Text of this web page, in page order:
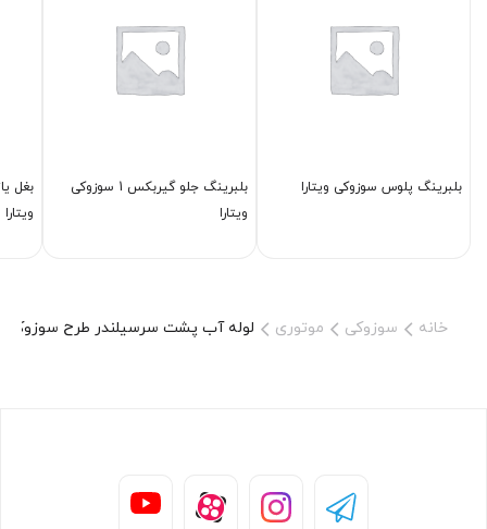
بلبرینگ پلوس سوزوکی ویتارا
بلبرینگ جلو گیربكس 1 سوزوکی
ویتارا
ویتارا 2400
خانه سوزوکی موتوری لوله آب پشت سرسیلندر طرح سوزوکی